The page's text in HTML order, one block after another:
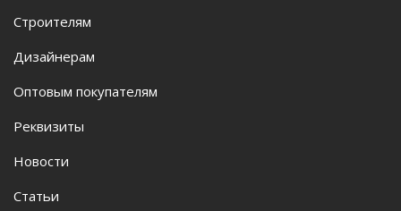
Строителям
Дизайнерам
Оптовым покупателям
Реквизиты
Новости
Статьи